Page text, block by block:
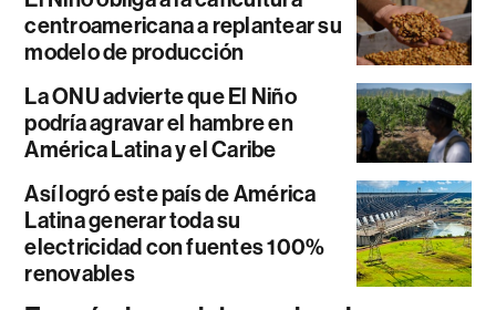
centroamericana a replantear su
modelo de producción
La ONU advierte que El Niño
podría agravar el hambre en
América Latina y el Caribe
Así logró este país de América
Latina generar toda su
electricidad con fuentes 100%
renovables